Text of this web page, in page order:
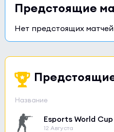
Предстоящие
Нет предстоящих матчей
Название
Esports World
12 Августа